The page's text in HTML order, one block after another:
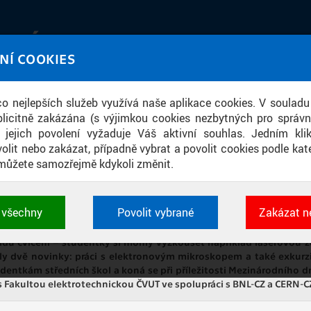
COOKIES
nejlepších služeb využívá naše aplikace cookies. V
zakázána (s výjimkou cookies nezbytných pro
povolení vyžaduje Váš aktivní souhlas. Jedním
nebo zakázat, případně vybrat a povolit cookies podle
samozřejmě kdykoli změnit.
a identifikátorů relace. Jsou nezbytné pro
vždy aktivní.
Povolit vybrané Zakázat
obrazem a zvukem
NA DEN VĚDKYNÍ 2024 – FJFI
děkujeme všem zúčastněným! Tradičně jsme pro
cvičení – studentky si mohly vyzkoušet například laserovou
dvě novinky: práci s elektronovým mikroskopem a také
středních škol a koná se při příležitosti Mezinárodního
elektrotechnickou ČVUT ve spolupráci s BNL-CZ a CERN-